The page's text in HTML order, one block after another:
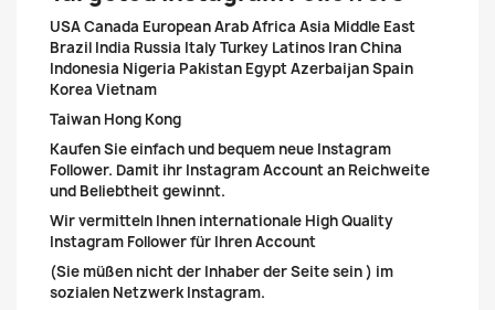
USA Canada European Arab Africa Asia Middle East
Brazil India Russia Italy Turkey Latinos Iran China
Indonesia Nigeria Pakistan Egypt Azerbaijan Spain
Korea Vietnam
Taiwan Hong Kong
Kaufen Sie einfach und bequem neue Instagram
Follower. Damit ihr Instagram Account an Reichweite
und Beliebtheit gewinnt.
Wir vermitteln Ihnen internationale High Quality
Instagram Follower für Ihren Account
(Sie müßen nicht der Inhaber der Seite sein ) im
sozialen Netzwerk Instagram.